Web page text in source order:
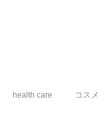
health care コスメ